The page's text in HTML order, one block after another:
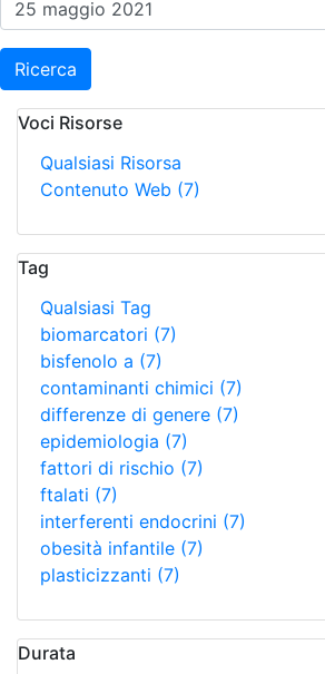
Ricerca
Voci Risorse
Qualsiasi Risorsa
Contenuto Web (7)
Tag
Qualsiasi Tag
biomarcatori (7)
bisfenolo a (7)
contaminanti chimici (7)
differenze di genere (7)
epidemiologia (7)
fattori di rischio (7)
ftalati (7)
interferenti endocrini (7)
obesità infantile (7)
plasticizzanti (7)
Durata